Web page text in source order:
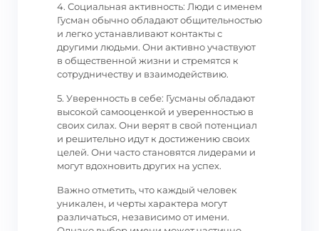
4. Социальная активность: Люди с именем
Гусман обычно обладают общительностью
и легко устанавливают контакты с
другими людьми. Они активно участвуют
в общественной жизни и стремятся к
сотрудничеству и взаимодействию.
5. Уверенность в себе: Гусманы обладают
высокой самооценкой и уверенностью в
своих силах. Они верят в свой потенциал
и решительно идут к достижению своих
целей. Они часто становятся лидерами и
могут вдохновить других на успех.
Важно отметить, что каждый человек
уникален, и черты характера могут
различаться, независимо от имени.